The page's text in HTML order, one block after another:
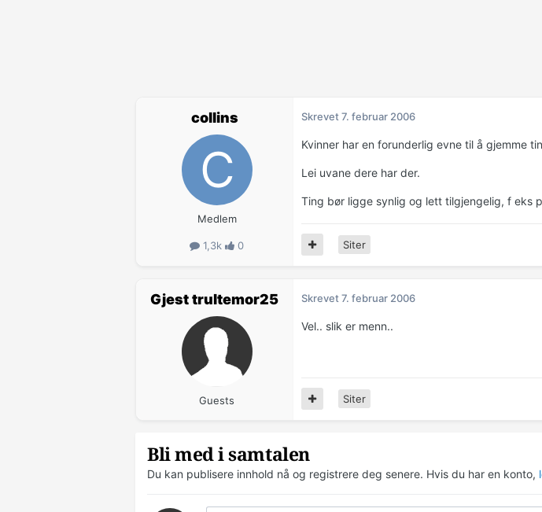
collins
Medlem
1,3k 0
Skrevet7. februar 2006
Kvinner har en forunderlig evne til å gjemme
Lei uvane dere har der.
Ting bør ligge synlig og lett tilgjengelig, f eks
Siter
Gjest trultemor25
Guests
Skrevet7. februar 2006
Vel.. slik er menn..
Siter
Bli med i samtalen
Du kan publisere innhold nå og registrere deg senere. Hvis du har en konto,